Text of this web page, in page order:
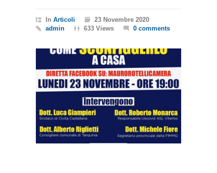
In Articoli
23 Novembre 2020
admin
633 Views 0 comments